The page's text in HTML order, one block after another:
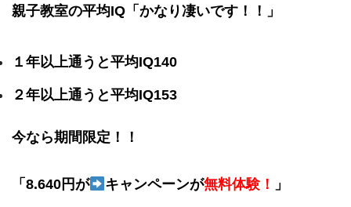
親子教室の平均IQ「かなり凄いです！！」
１年以上通うと平均IQ140
２年以上通うと平均IQ153
今なら期間限定！！
「8.640円が キャンペーンが無料体験！ 」